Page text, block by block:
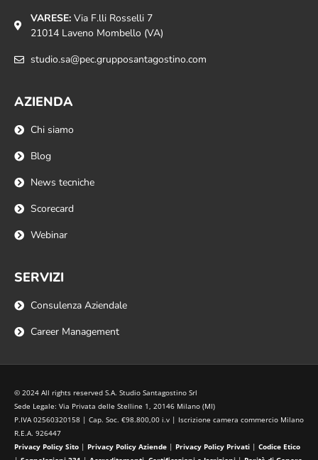
VARESE:Via F.lli Rosselli 7
21014 Laveno Mombello (VA)
studio.sa@pec.grupposantagostino.com
AZIENDA
Chi siamo
Blog
News tecniche
Scorecard
Webinar
SERVIZI
Consulenza Aziendale
Career Management
© 2024 All rights reserved S.A. Studio Santagostino Srl
Sede Legale: Via Privata delle Stelline 1, 20146 Milano (MI)
P.IVA 02560320158 | Cap. Soc. €98.800,00 i.v | Iscrizione camera commercio Milano
R.E.A. 926447
Privacy Policy Sito | Privacy Policy Aziende | Privacy Policy Privati | Codice Etico